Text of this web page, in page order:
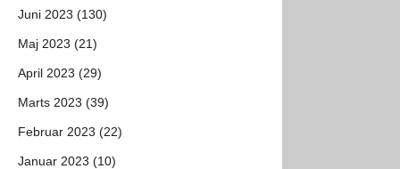
Juni 2023 (130)
Maj 2023 (21)
April 2023 (29)
Marts 2023 (39)
Februar 2023 (22)
Januar 2023 (10)